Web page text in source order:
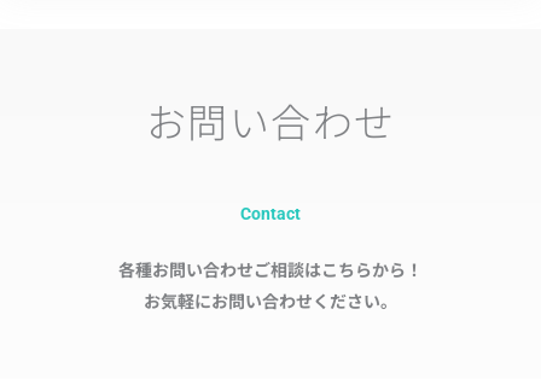
お問い合わせ
Contact
各種お問い合わせご相談はこちらから！
お気軽にお問い合わせください。